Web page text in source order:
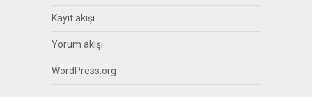
Kayıt akışı
Yorum akışı
WordPress.org